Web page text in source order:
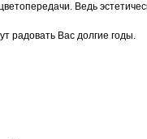
Ведь
радовать Вас долгие годы.